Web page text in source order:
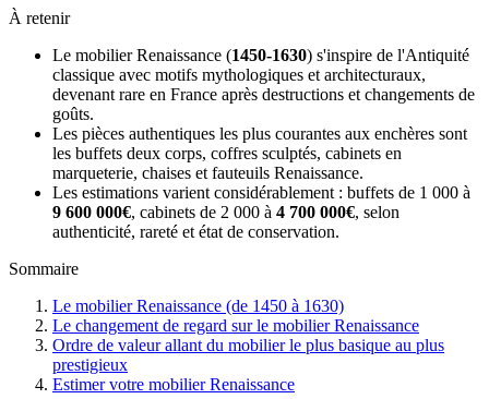
À retenir
Le mobilier Renaissance (1450-1630) s'inspire de l'Antiquité
classique avec motifs mythologiques et architecturaux,
devenant rare en France après destructions et changements de
goûts.
Les pièces authentiques les plus courantes aux enchères sont
les buffets deux corps, coffres sculptés, cabinets en
marqueterie, chaises et fauteuils Renaissance.
Les estimations varient considérablement : buffets de 1 000 à
9 600 000€, cabinets de 2 000 à 4 700 000€, selon
authenticité, rareté et état de conservation.
Sommaire
Le mobilier Renaissance (de 1450 à 1630)
Le changement de regard sur le mobilier Renaissance
Ordre de valeur allant du mobilier le plus basique au plus
prestigieux
Estimer votre mobilier Renaissance